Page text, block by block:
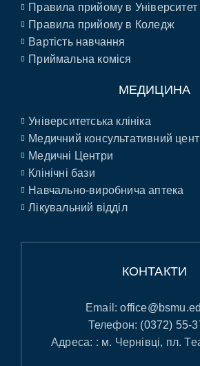
Правила прийому в Університет
Правила прийому в Коледж
Вартість навчання
Приймальна коміся
МЕДИЦИНА
Університетська клініка
Медичний консультативний
Медичні Центри
Клінічні бази
Навчально-виробнича аптека
Лікувальний відділ
КОНТАКТИ
Email:
Телефон: (0372) 55-
Адреса: : м. Чернівці, пл.